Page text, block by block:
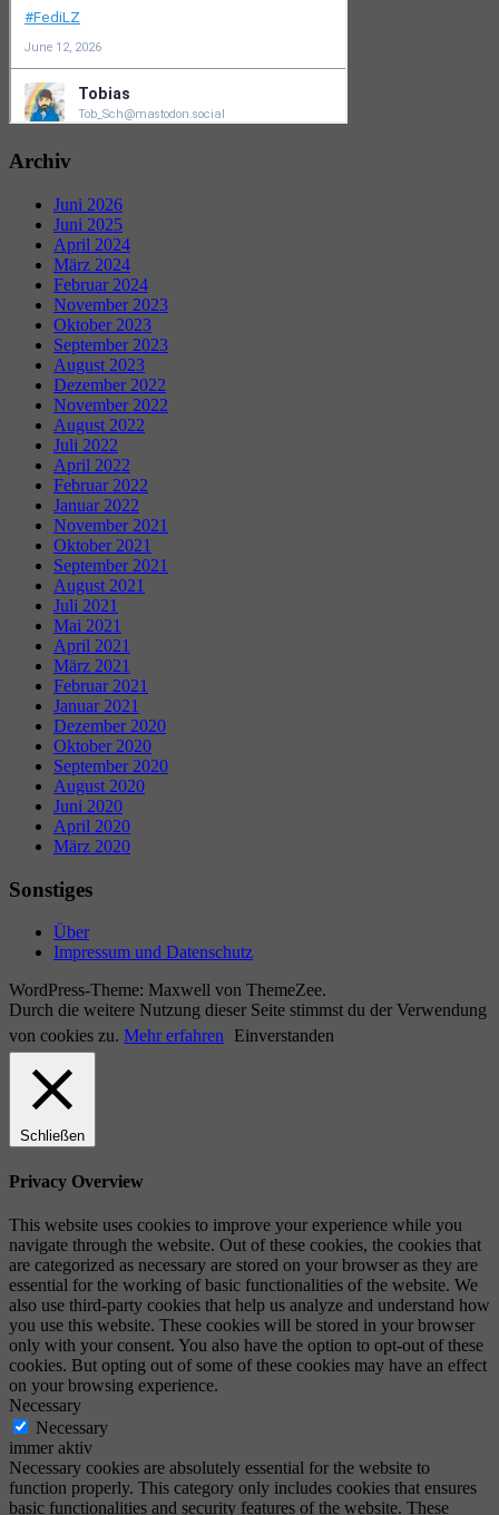
Archiv
Juni 2026
Juni 2025
April 2024
März 2024
Februar 2024
November 2023
Oktober 2023
September 2023
August 2023
Dezember 2022
November 2022
August 2022
Juli 2022
April 2022
Februar 2022
Januar 2022
November 2021
Oktober 2021
September 2021
August 2021
Juli 2021
Mai 2021
April 2021
März 2021
Februar 2021
Januar 2021
Dezember 2020
Oktober 2020
September 2020
August 2020
Juni 2020
April 2020
März 2020
Sonstiges
Über
Impressum und Datenschutz
WordPress-Theme: Maxwell von ThemeZee.
Durch die weitere Nutzung dieser Seite stimmst du der Verwendung
von cookies zu. Mehr erfahren Einverstanden
Schließen
Privacy Overview
This website uses cookies to improve your experience while you
navigate through the website. Out of these cookies, the cookies that
are categorized as necessary are stored on your browser as they are
essential for the working of basic functionalities of the website. We
also use third-party cookies that help us analyze and understand how
you use this website. These cookies will be stored in your browser
only with your consent. You also have the option to opt-out of these
cookies. But opting out of some of these cookies may have an effect
on your browsing experience.
Necessary
Necessary
immer aktiv
Necessary cookies are absolutely essential for the website to
function properly. This category only includes cookies that ensures
basic functionalities and security features of the website. These